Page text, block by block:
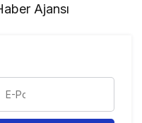
Ajansı